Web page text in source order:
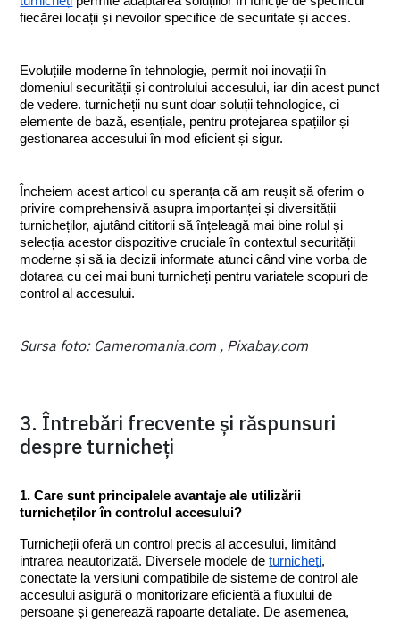
fiecărei locații și nevoilor specifice de securitate și acces.
Evoluțiile moderne în tehnologie, permit noi inovații în
domeniul securității și controlului accesului, iar din acest punct
de vedere. turnicheții nu sunt doar soluții tehnologice, ci
elemente de bază, esențiale, pentru protejarea spațiilor și
gestionarea accesului în mod eficient și sigur.
Încheiem acest articol cu speranța că am reușit să oferim o
privire comprehensivă asupra importanței și diversității
turnicheților, ajutând cititorii să înțeleagă mai bine rolul și
selecția acestor dispozitive cruciale în contextul securității
moderne și să ia decizii informate atunci când vine vorba de
dotarea cu cei mai buni turnicheți pentru variatele scopuri de
control al accesului.
Sursa foto: Cameromania.com , Pixabay.com
3. Întrebări frecvente și răspunsuri
despre turnicheți
1. Care sunt principalele avantaje ale utilizării
turnicheților în controlul accesului?
Turnicheții oferă un control precis al accesului, limitând
intrarea neautorizată. Diversele modele de turnicheți,
conectate la versiuni compatibile de sisteme de control ale
accesului asigură o monitorizare eficientă a fluxului de
persoane și generează rapoarte detaliate. De asemenea,